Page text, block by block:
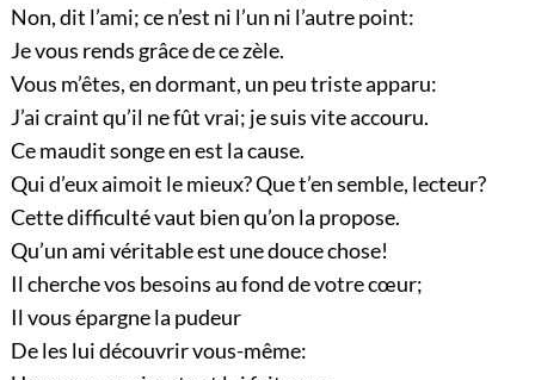
Non, dit l’ami; ce n’est ni l’un ni l’autre point:
Je vous rends grâce de ce zèle.
Vous m’êtes, en dormant, un peu triste apparu:
J’ai craint qu’il ne fût vrai; je suis vite accouru.
Ce maudit songe en est la cause.
Qui d’eux aimoit le mieux? Que t’en semble, lecteur?
Cette difficulté vaut bien qu’on la propose.
Qu’un ami véritable est une douce chose!
Il cherche vos besoins au fond de votre cœur;
Il vous épargne la pudeur
De les lui découvrir vous-même: